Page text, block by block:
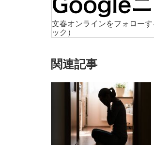
文春オンラインをフォローす
ック）
関連記事